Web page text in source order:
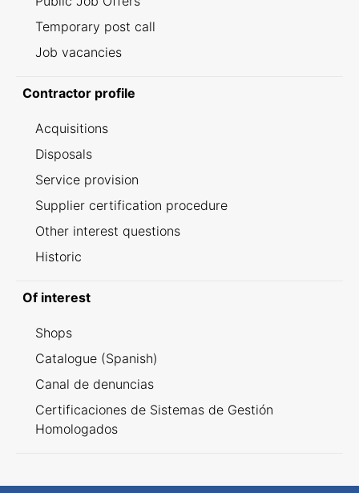
Temporary post call
Job vacancies
Contractor profile
Acquisitions
Disposals
Service provision
Supplier certification procedure
Other interest questions
Historic
Of interest
Shops
Catalogue (Spanish)
Canal de denuncias
Certificaciones de Sistemas de Gestión
Homologados